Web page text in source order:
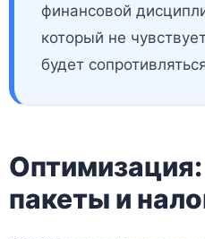
финансовой
который не
будет
пакеты и